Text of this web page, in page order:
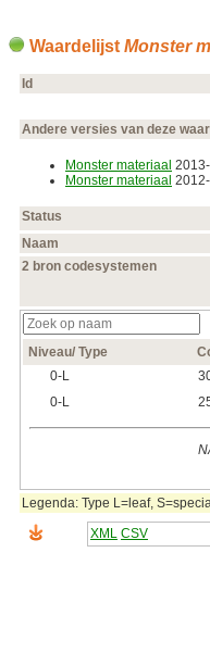
Waardelijst Monster
Id
Andere versies van deze
Monster materiaal
Monster materiaal
Status
Naam
2 bron codesystemen
Niveau/ Type
0‑L
0‑L
Legenda: Type L=leaf,
XML CSV